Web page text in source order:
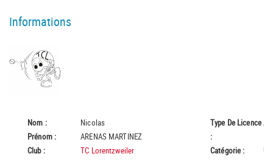
Informations
Nom :
Nicolas
Prénom :
ARENAS MARTINEZ
Club :
TC Lorentzweiler
Type De Licence
:
A
Catégorie :